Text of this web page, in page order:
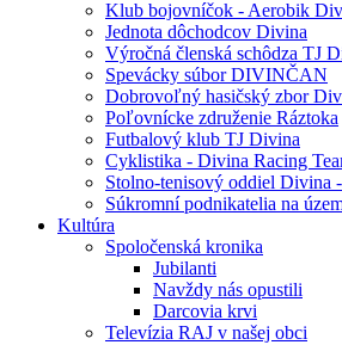
Klub bojovníčok - Aerobik
Jednota dôchodcov Divina
Výročná členská schôdza TJ
Spevácky súbor DIVINČAN
Dobrovoľný hasičský zbor
Poľovnícke združenie Ráztoka
Futbalový klub TJ Divina
Cyklistika - Divina Racing
Stolno-tenisový oddiel Divina
Súkromní podnikatelia na
Kultúra
Spoločenská kronika
Jubilanti
Navždy nás opustili
Darcovia krvi
Televízia RAJ v našej obci